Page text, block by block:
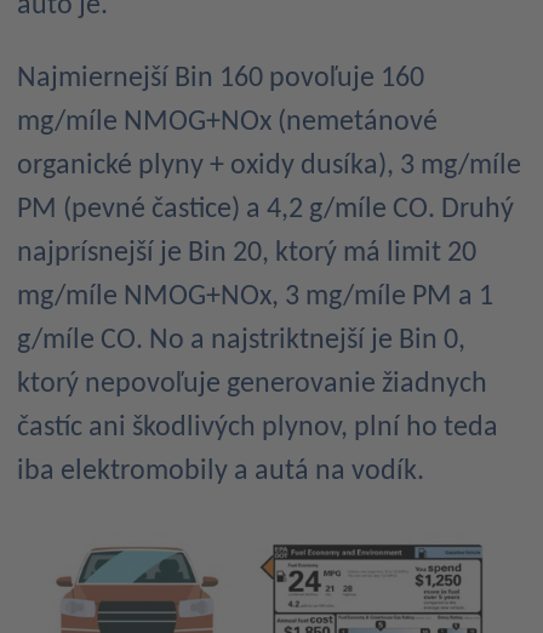
Najmiernejší Bin 160 povoľuje 160
mg/míle NMOG+NOx (nemetánové
organické plyny + oxidy dusíka), 3 mg/míle
PM (pevné častice) a 4,2 g/míle CO. Druhý
najprísnejší je Bin 20, ktorý má limit 20
mg/míle NMOG+NOx, 3 mg/míle PM a 1
g/míle CO. No a najstriktnejší je Bin 0,
ktorý nepovoľuje generovanie žiadnych
častíc ani škodlivých plynov, plní ho teda
iba elektromobily a autá na vodík.